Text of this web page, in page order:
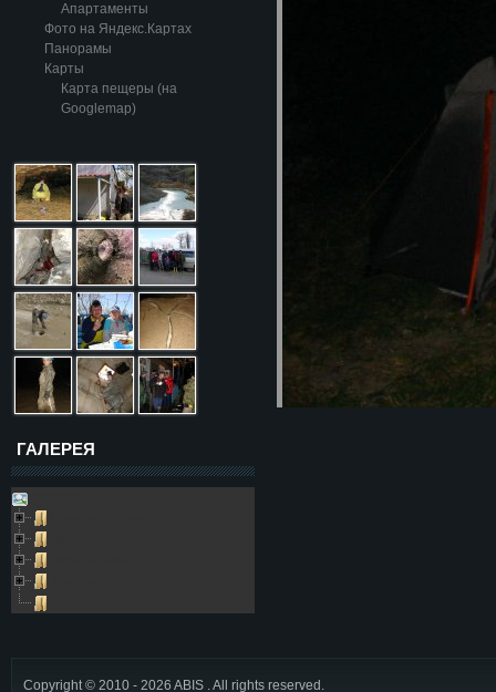
Апартаменты
Фото на Яндекс.Картах
Панорамы
Карты
Карта пещеры (на
Googlemap)
ГАЛЕРЕЯ
Copyright © 2010 - 2026 ABIS . All rights reserved.